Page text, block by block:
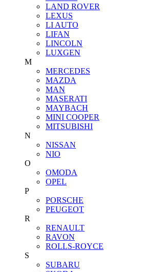
LAND ROVER
LEXUS
LI AUTO
LIFAN
LINCOLN
LUXGEN
M
MERCEDES
MAZDA
MAN
MASERATI
MAYBACH
MINI COOPER
MITSUBISHI
N
NISSAN
NIO
O
OMODA
OPEL
P
PORSCHE
PEUGEOT
R
RENAULT
RAVON
ROLLS-ROYCE
S
SUBARU